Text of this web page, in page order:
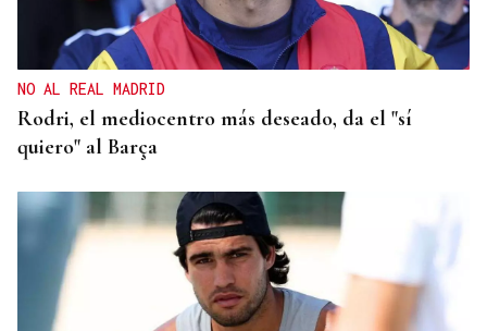
NO AL REAL MADRID
Rodri, el mediocentro más deseado, da el "sí
quiero" al Barça